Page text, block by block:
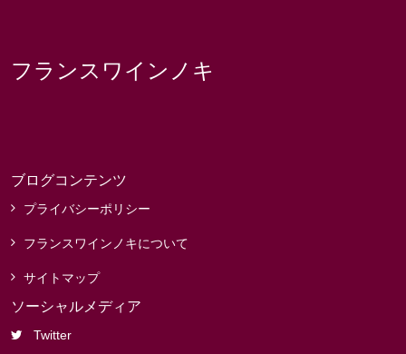
フランスワインノキ
ブログコンテンツ
プライバシーポリシー
フランスワインノキについて
サイトマップ
ソーシャルメディア
Twitter